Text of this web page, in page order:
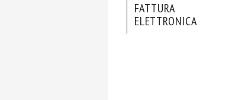
FATTURA
ELETTRONICA